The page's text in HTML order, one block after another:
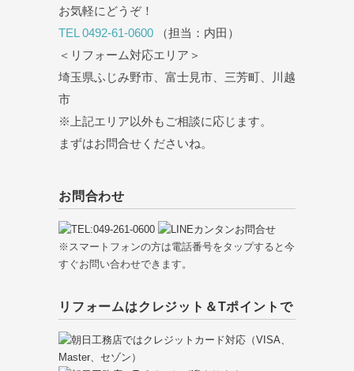
お気軽にどうぞ！
TEL 0492-61-0600 （担当：内田）
＜リフォーム対応エリア＞
埼玉県ふじみ野市、富士見市、三芳町、川越
市
※上記エリア以外もご相談に応じます。
まずはお問合せくださいね。
お問合わせ
※スマートフォンの方は電話番号をタップすると今
すぐお問い合わせできます。
リフォームはクレジット＆Tポイントで